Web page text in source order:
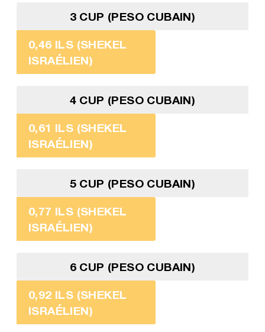
3 CUP (PESO CUBAIN)
0,46 ILS (SHEKEL
ISRAÉLIEN)
4 CUP (PESO CUBAIN)
0,61 ILS (SHEKEL
ISRAÉLIEN)
5 CUP (PESO CUBAIN)
0,77 ILS (SHEKEL
ISRAÉLIEN)
6 CUP (PESO CUBAIN)
0,92 ILS (SHEKEL
ISRAÉLIEN)